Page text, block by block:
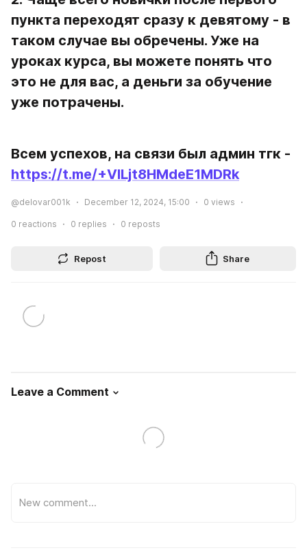
пункта переходят сразу к девятому - в
таком случае вы обречены. Уже на
уроках курса, вы можете понять что
это не для вас, а деньги за обучение
уже потрачены.
https://t.me/+VlLjt8HMdeE1MDRk
@delovar001k December 12, 2024, 15:00 0 views
0 reactions 0 replies 0 reposts
Repost Share
Leave a Comment